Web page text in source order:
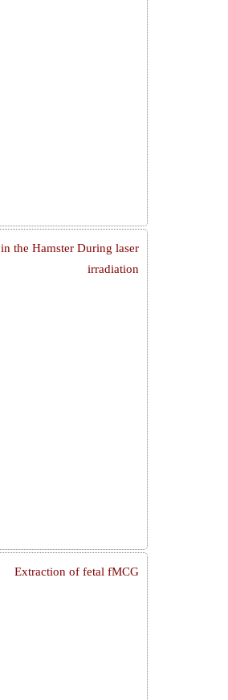
the Hamster During laser
irradiation
Extraction of fetal fMCG